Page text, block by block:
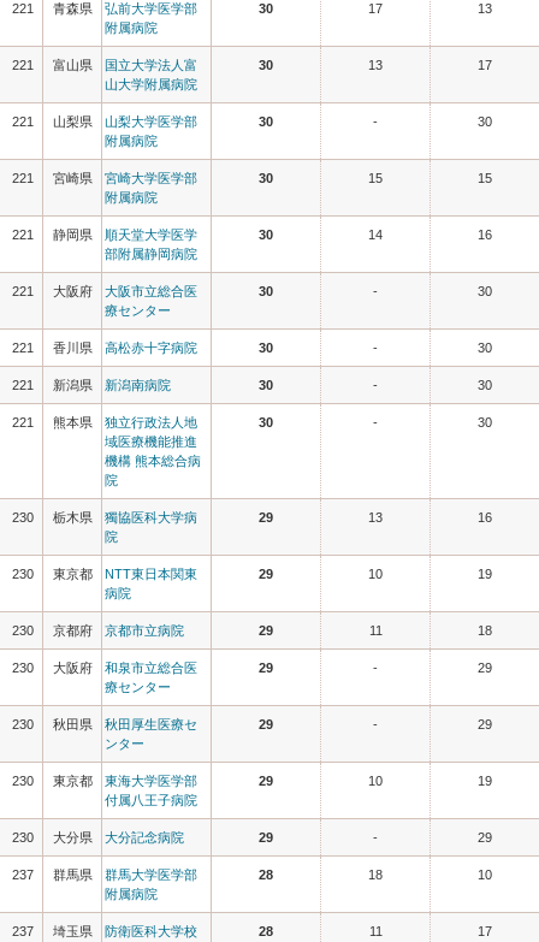
221 青森県
弘前大学医学部
附属病院
30 17 13
221 富山県
国立大学法人富
山大学附属病院
30 13 17
221 山梨県
山梨大学医学部
附属病院
30 - 30
221 宮崎県
宮崎大学医学部
附属病院
30 15 15
221 静岡県
順天堂大学医学
部附属静岡病院
30 14 16
221 大阪府
大阪市立総合医
療センター
30 - 30
221 香川県 高松赤十字病院 30 - 30
221 新潟県 新潟南病院 30 - 30
221 熊本県
独立行政法人地
域医療機能推進
機構 熊本総合病
院
30 - 30
230 栃木県
獨協医科大学病
院
29 13 16
230 東京都
NTT東日本関東
病院
29 10 19
230 京都府 京都市立病院 29 11 18
230 大阪府
和泉市立総合医
療センター
29 - 29
230 秋田県
秋田厚生医療セ
ンター
29 - 29
230 東京都
東海大学医学部
付属八王子病院
29 10 19
230 大分県 大分記念病院 29 - 29
237 群馬県
群馬大学医学部
附属病院
28 18 10
237 埼玉県
防衛医科大学校
28 11 17